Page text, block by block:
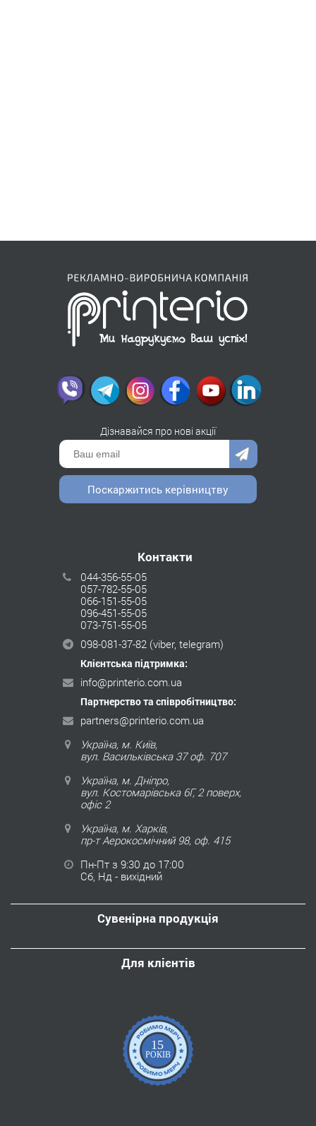
Дізнавайся про нові акції
Поскаржитись керівництву
Контакти
044-356-55-05
057-782-55-05
066-151-55-05
096-451-55-05
073-751-55-05
098-081-37-82 (viber, telegram)
Клієнтська підтримка:
info@printerio.com.ua
Партнерство та співробітництво:
partners@printerio.com.ua
Україна, м. Київ,
вул. Васильківська 37 оф. 707
Україна, м. Дніпро,
вул. Костомарівська 6Г, 2 поверх,
офіс 2
Україна, м. Харків,
пр-т Аерокосмічний 98, оф. 415
Пн-Пт з 9:30 до 17:00
Сб, Нд - вихідний
Сувенірна продукція
Для клієнтів
15
РОКІВ